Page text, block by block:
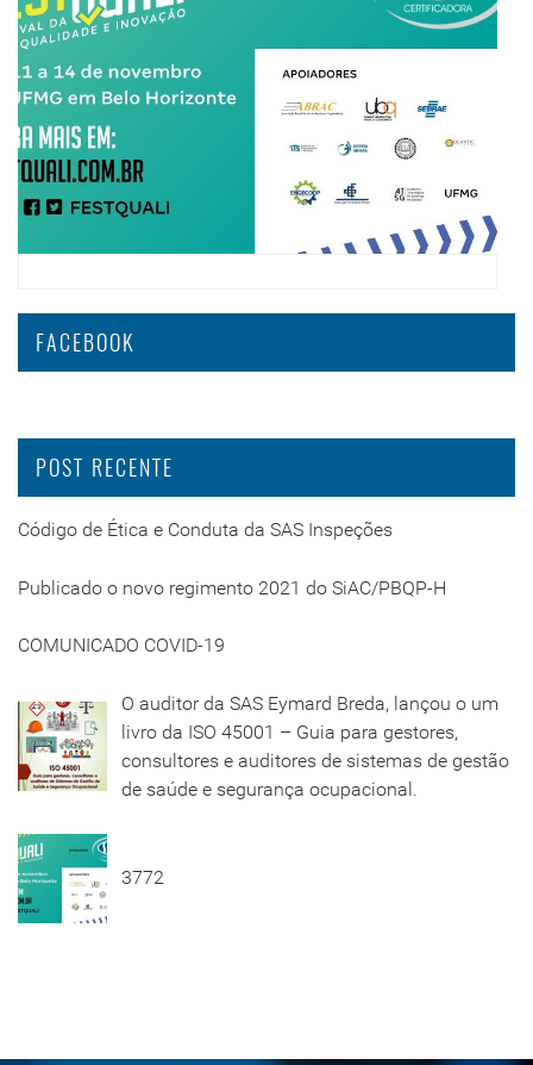
FACEBOOK
POST RECENTE
Código de Ética e Conduta da SAS Inspeções
Publicado o novo regimento 2021 do SiAC/PBQP-H
COMUNICADO COVID-19
O auditor da SAS Eymard Breda, lançou o um
livro da ISO 45001 – Guia para gestores,
consultores e auditores de sistemas de gestão
de saúde e segurança ocupacional.
3772